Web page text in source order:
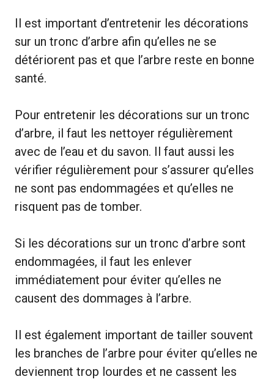
Il est important d’entretenir les décorations
sur un tronc d’arbre afin qu’elles ne se
détériorent pas et que l’arbre reste en bonne
santé.
Pour entretenir les décorations sur un tronc
d’arbre, il faut les nettoyer régulièrement
avec de l’eau et du savon. Il faut aussi les
vérifier régulièrement pour s’assurer qu’elles
ne sont pas endommagées et qu’elles ne
risquent pas de tomber.
Si les décorations sur un tronc d’arbre sont
endommagées, il faut les enlever
immédiatement pour éviter qu’elles ne
causent des dommages à l’arbre.
Il est également important de tailler souvent
les branches de l’arbre pour éviter qu’elles ne
deviennent trop lourdes et ne cassent les